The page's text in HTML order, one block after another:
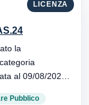
LICENZA
la
, categoria
Pubblico